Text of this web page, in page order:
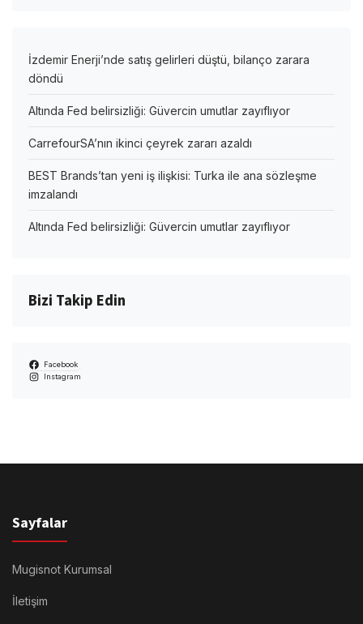
İzdemir Enerji’nde satış gelirleri düştü, bilanço zarara
döndü
Altında Fed belirsizliği: Güvercin umutlar zayıflıyor
CarrefourSA’nın ikinci çeyrek zararı azaldı
BEST Brands’tan yeni iş ilişkisi: Turka ile ana sözleşme
imzalandı
Altında Fed belirsizliği: Güvercin umutlar zayıflıyor
Bizi Takip Edin
Facebook
Instagram
Sayfalar
Mugisnot Kurumsal
İletişim